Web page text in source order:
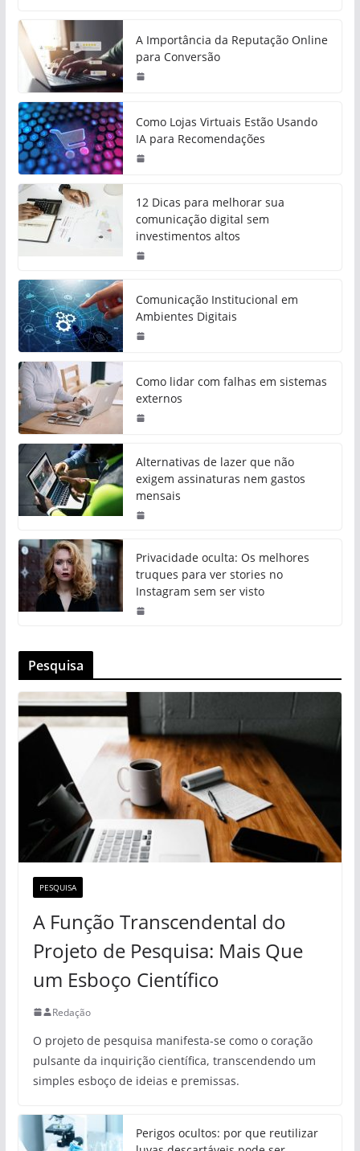
A Importância da Reputação Online
para Conversão
Como Lojas Virtuais Estão Usando
IA para Recomendações
12 Dicas para melhorar sua
comunicação digital sem
investimentos altos
Comunicação Institucional em
Ambientes Digitais
Como lidar com falhas em sistemas
externos
Alternativas de lazer que não
exigem assinaturas nem gastos
mensais
Privacidade oculta: Os melhores
truques para ver stories no
Instagram sem ser visto
Pesquisa
PESQUISA
A Função Transcendental do
Projeto de Pesquisa: Mais Que
um Esboço Científico
Redação
O projeto de pesquisa manifesta-se como o coração
pulsante da inquirição científica, transcendendo um
simples esboço de ideias e premissas.
Perigos ocultos: por que reutilizar